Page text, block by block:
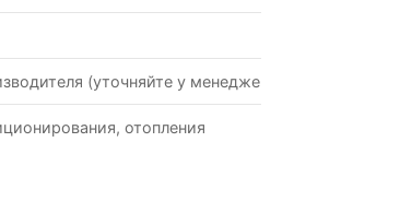
(уточняйте у менеджеров)
отопления